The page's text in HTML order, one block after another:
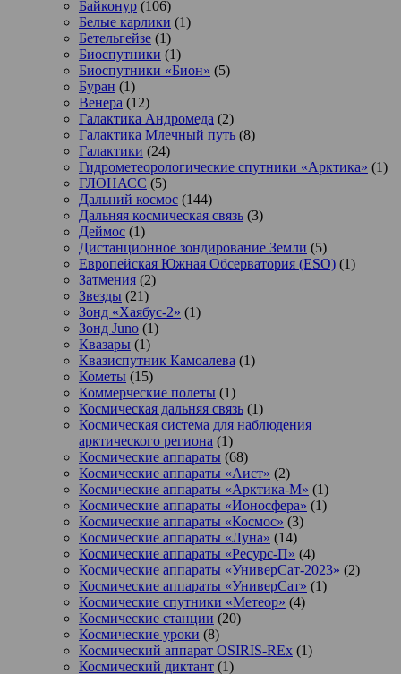
Байконур (106)
Белые карлики (1)
Бетельгейзе (1)
Биоспутники (1)
Биоспутники «Бион» (5)
Буран (1)
Венера (12)
Галактика Андромеда (2)
Галактика Млечный путь (8)
Галактики (24)
Гидрометеорологические спутники «Арктика» (1)
ГЛОНАСС (5)
Дальний космос (144)
Дальняя космическая связь (3)
Деймос (1)
Дистанционное зондирование Земли (5)
Европейская Южная Обсерватория (ESO) (1)
Затмения (2)
Звезды (21)
Зонд «Хаябус-2» (1)
Зонд Juno (1)
Квазары (1)
Квазиспутник Камоалева (1)
Кометы (15)
Коммерческие полеты (1)
Космическая дальняя связь (1)
Космическая система для наблюдения
арктического региона (1)
Космические аппараты (68)
Космические аппараты «Аист» (2)
Космические аппараты «Арктика-М» (1)
Космические аппараты «Ионосфера» (1)
Космические аппараты «Космос» (3)
Космические аппараты «Луна» (14)
Космические аппараты «Ресурс-П» (4)
Космические аппараты «УниверСат-2023» (2)
Космические аппараты «УниверСат» (1)
Космические спутники «Метеор» (4)
Космические станции (20)
Космические уроки (8)
Космический аппарат OSIRIS-REx (1)
Космический диктант (1)